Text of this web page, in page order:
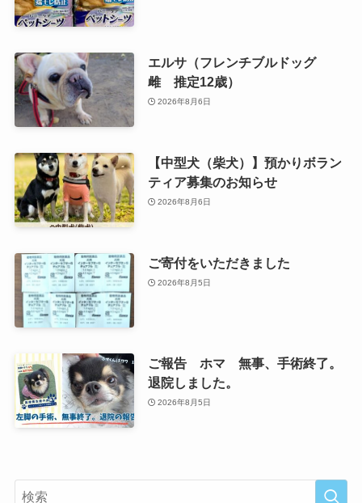
エルサ（フレンチブルドッグ
雌 推定12歳）
2026年8月6日
【中型犬（柴犬）】預かりボラン
ティア募集のお知らせ
2026年8月6日
ご寄付をいただきました
2026年8月5日
ご報告 ホマ 無事、手術終了。
退院しました。
2026年8月5日